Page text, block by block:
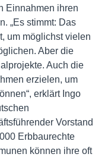
Einnahmen ihren
„Es stimmt: Das
um möglichst vielen
Aber die
Auch die
erzielen, um
erklärt Ingo
Vorstand
Erbbaurechte
können ihre oft